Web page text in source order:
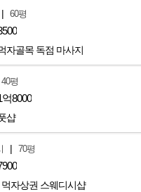
| 60평
자골목 독점 마사지
40평
억8000
샵
| 70평
자상권 스웨디시샵